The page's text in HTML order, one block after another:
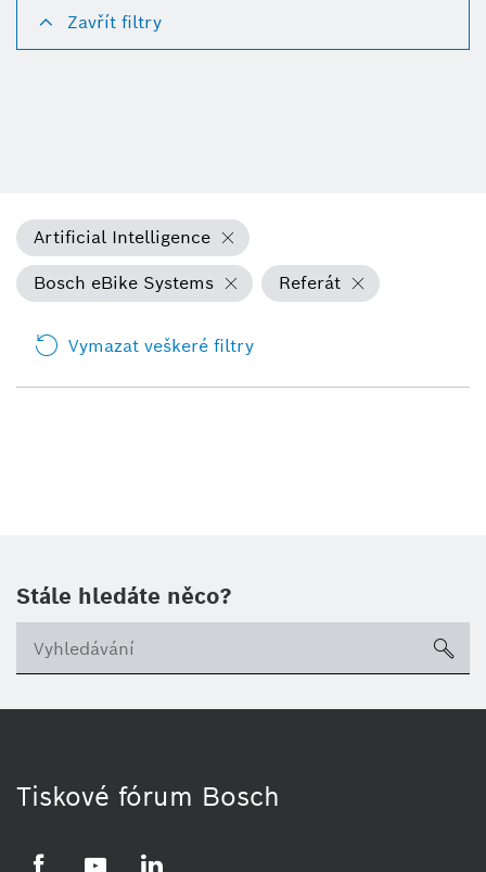
Zavřít filtry
Artificial Intelligence
Bosch eBike Systems
Referát
Vymazat veškeré filtry
Stále hledáte něco?
Tiskové fórum Bosch